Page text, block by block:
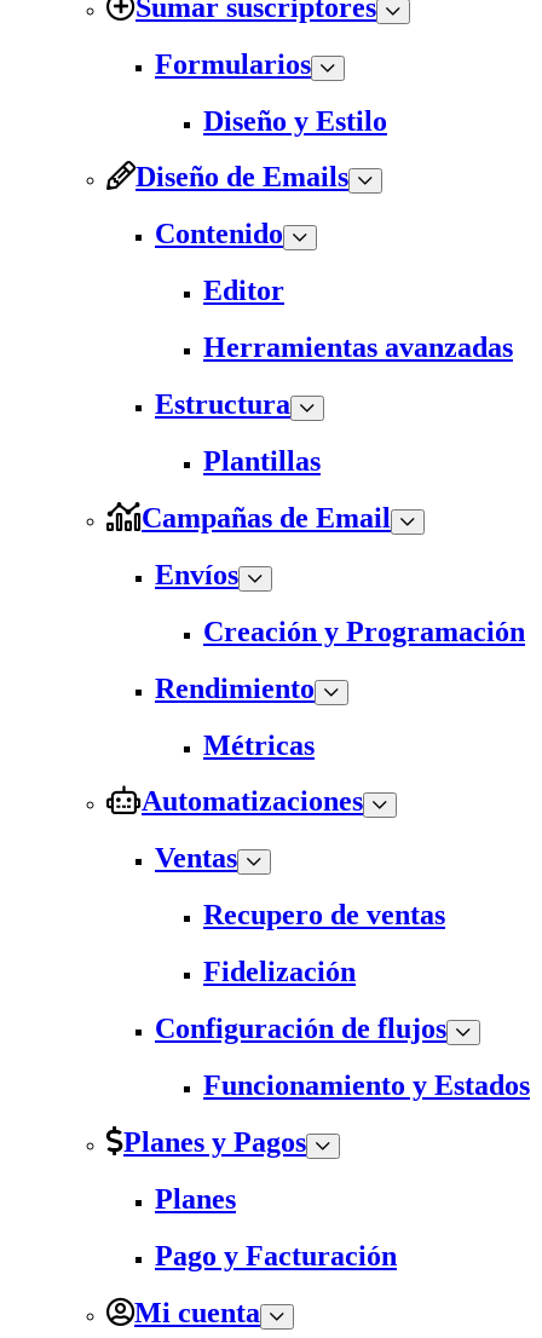
Sumar suscriptores
Formularios
Diseño y Estilo
Diseño de Emails
Contenido
Editor
Herramientas avanzadas
Estructura
Plantillas
Campañas de Email
Envíos
Creación y Programación
Rendimiento
Métricas
Automatizaciones
Ventas
Recupero de ventas
Fidelización
Configuración de flujos
Funcionamiento y Estados
Planes y Pagos
Planes
Pago y Facturación
Mi cuenta